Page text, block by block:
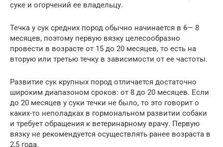
суке и огорчений ее владельцу.
Течка у сук средних пород обычно начинается в 6— 8
месяцев, поэтому первую вязку целесообразно
провести в возрасте от 15 до 20 месяцев, то есть на
вторую или третью течку в зависимости от ее частоты.
Развитие сук крупных пород отличается достаточно
широким диапазоном сроков: от 8 до 20 месяцев. Если
до 20 месяцев у суки течки не было, то это говорит о
каких-то неполадках в гормональном развитии собаки
и требует обращения к ветеринарному врачу. Первую
вязку не рекомендуется осуществлять ранее возраста в
2,5 года.